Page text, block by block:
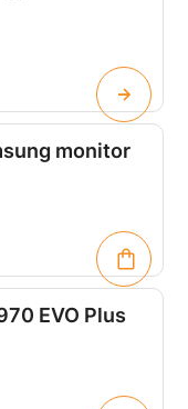
monitor
EVO Plus